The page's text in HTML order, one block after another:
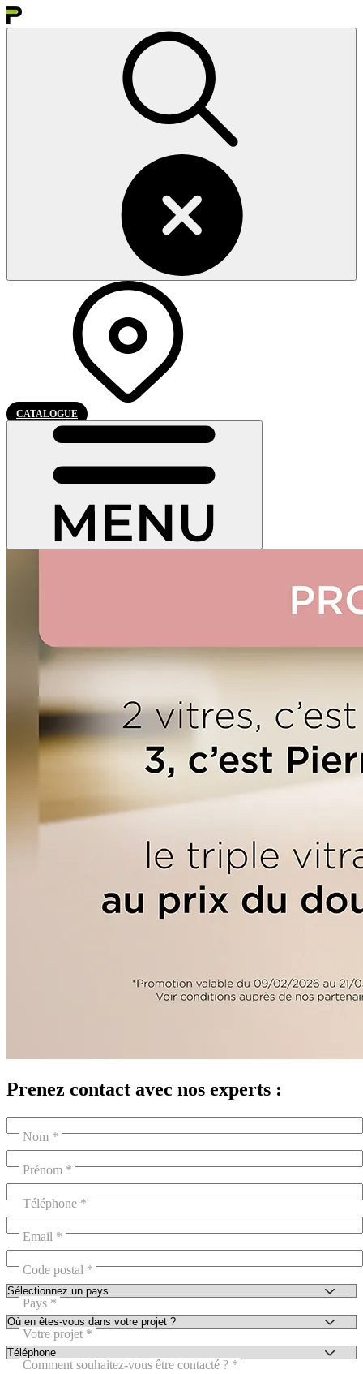
CATALOGUE
Prenez contact avec nos experts :
Nom
Prénom
Téléphone
Email
Code postal
Pays
Votre projet
Comment souhaitez-vous être contacté ?